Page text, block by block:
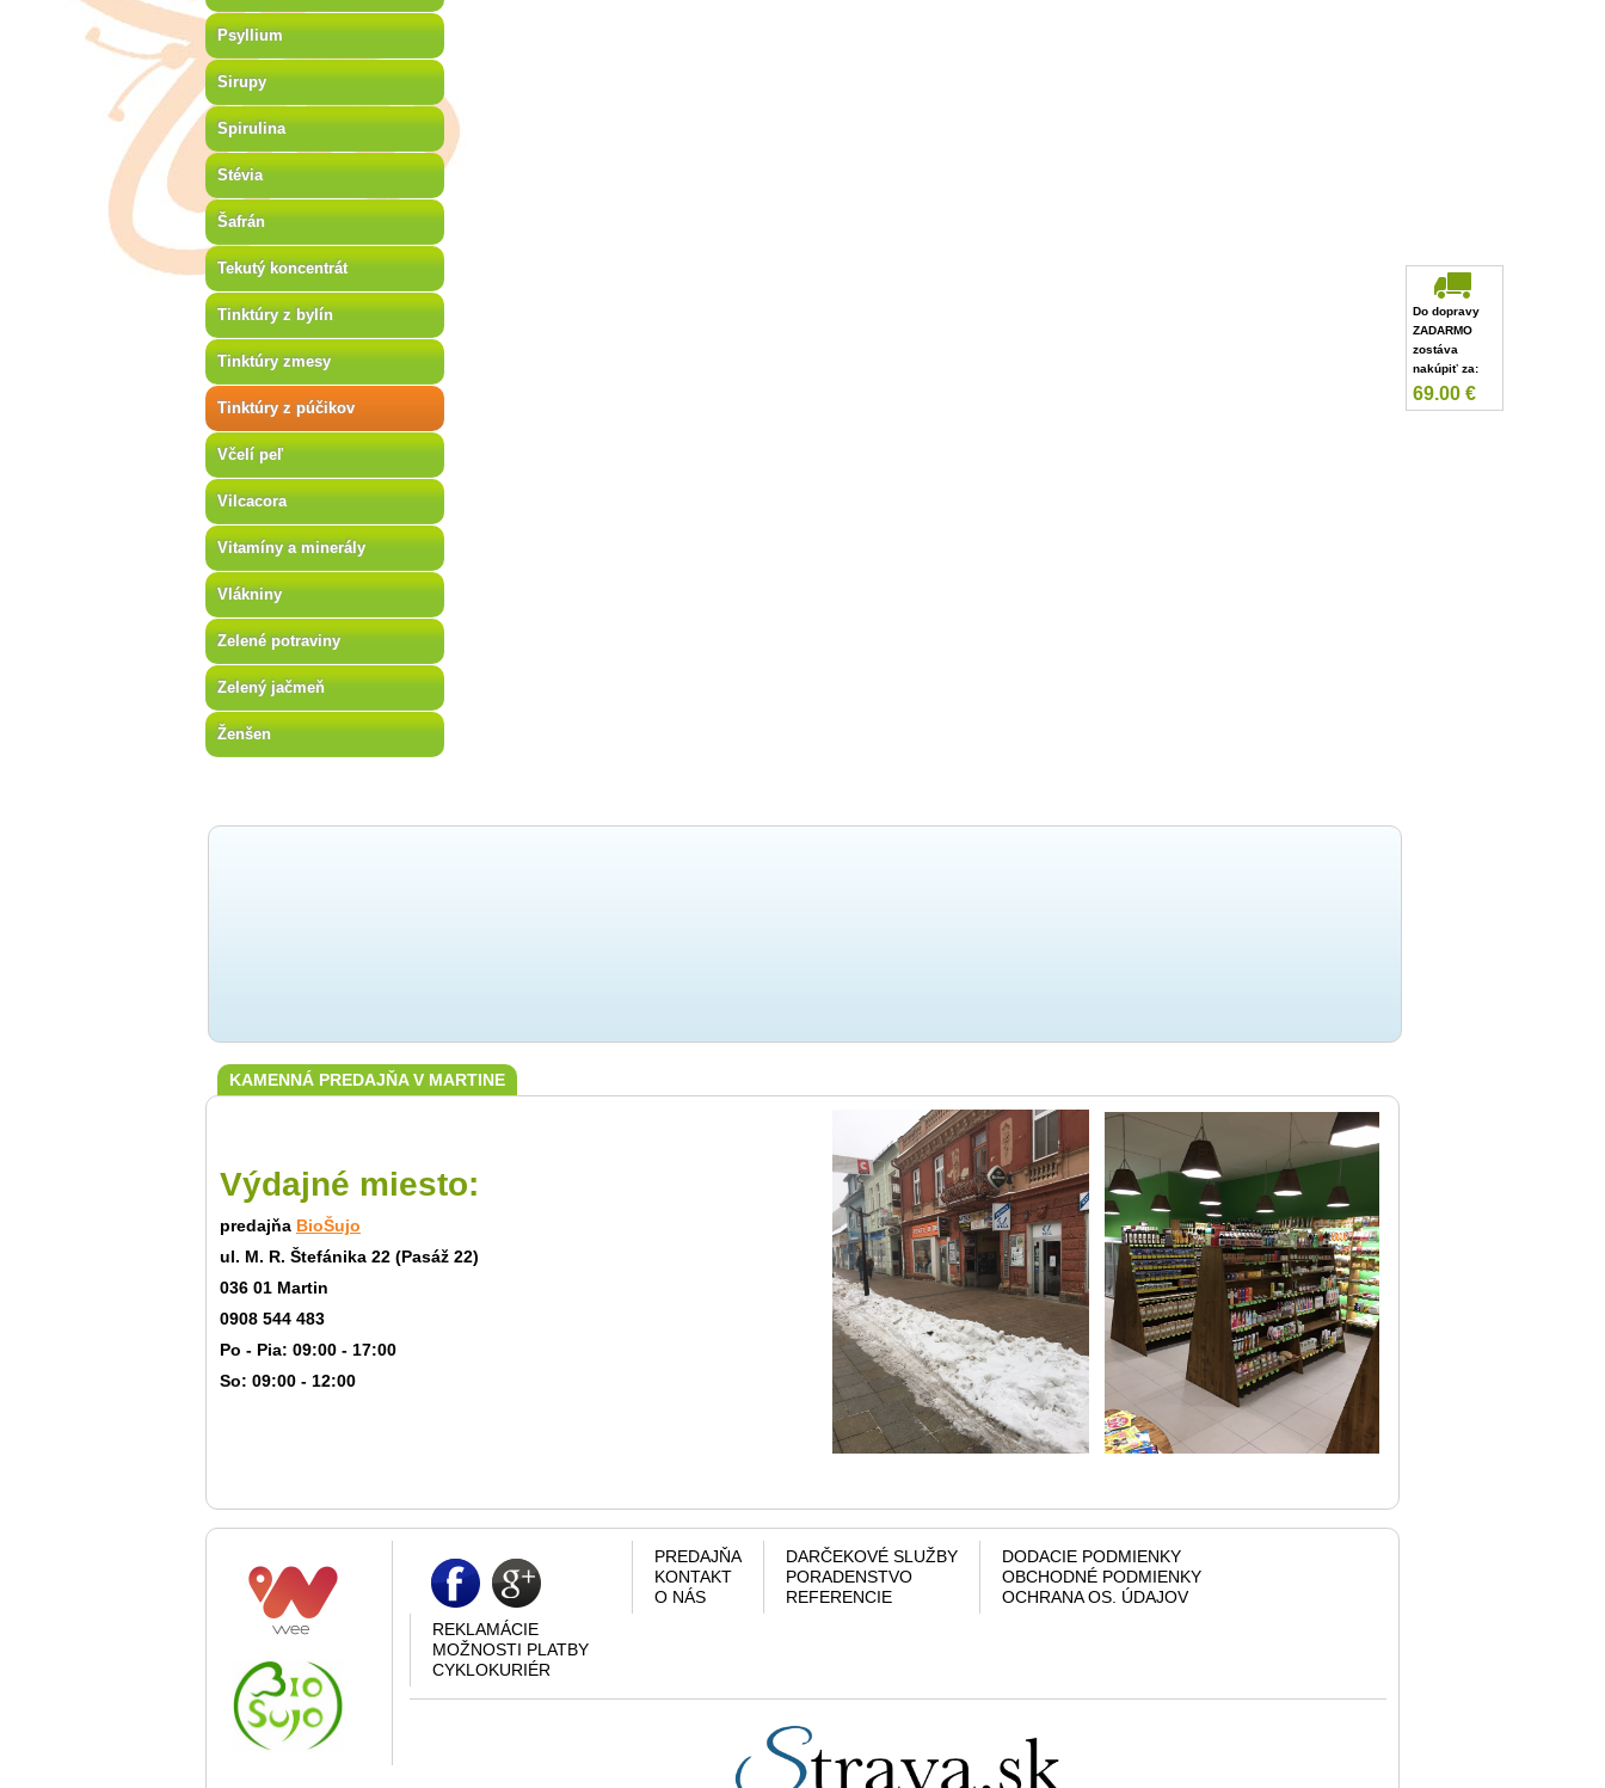
Psyllium
Sirupy
Spirulina
Stévia
Šafrán
Tekutý koncentrát
Tinktúry z bylín
Tinktúry zmesy
Tinktúry z púčikov
Včelí peľ
Vilcacora
Vitamíny a minerály
Vlákniny
Zelené potraviny
Zelený jačmeň
Ženšen
KAMENNÁ PREDAJŇA V MARTINE
Výdajné miesto:
predajňa BioŠujo
ul. M. R. Štefánika 22 (Pasáž 22)
036 01 Martin
0908 544 483
Po - Pia: 09:00 - 17:00
So: 09:00 - 12:00
PREDAJŇA
KONTAKT
O NÁS
DARČEKOVÉ SLUŽBY
PORADENSTVO
REFERENCIE
DODACIE PODMIENKY
OBCHODNÉ PODMIENKY
OCHRANA OS. ÚDAJOV
REKLAMÁCIE
MOŽNOSTI PLATBY
CYKLOKURIÉR
Do dopravy
ZADARMO
zostáva
nakúpiť za:
69.00 €